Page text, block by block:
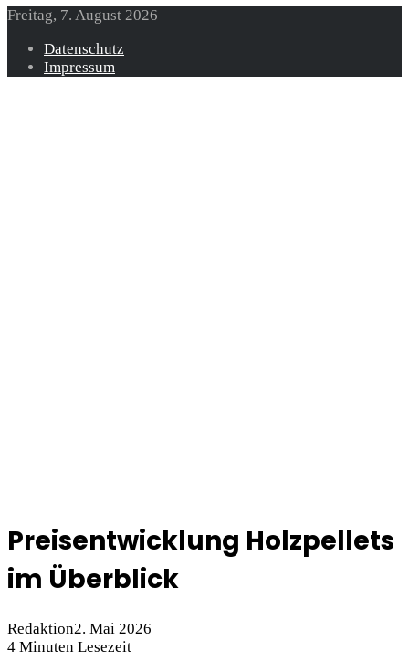
Freitag, 7. August 2026
Datenschutz
Impressum
Preisentwicklung Holzpellets
im Überblick
Redaktion2. Mai 2026
4 Minuten Lesezeit